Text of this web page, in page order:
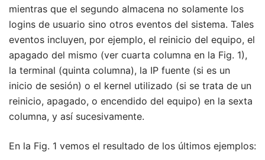
mientras que el segundo almacena no solamente los
logins de usuario sino otros eventos del sistema. Tales
eventos incluyen, por ejemplo, el reinicio del equipo, el
apagado del mismo (ver cuarta columna en la Fig. 1),
la terminal (quinta columna), la IP fuente (si es un
inicio de sesión) o el kernel utilizado (si se trata de un
reinicio, apagado, o encendido del equipo) en la sexta
columna, y así sucesivamente.
En la Fig. 1 vemos el resultado de los últimos ejemplos: